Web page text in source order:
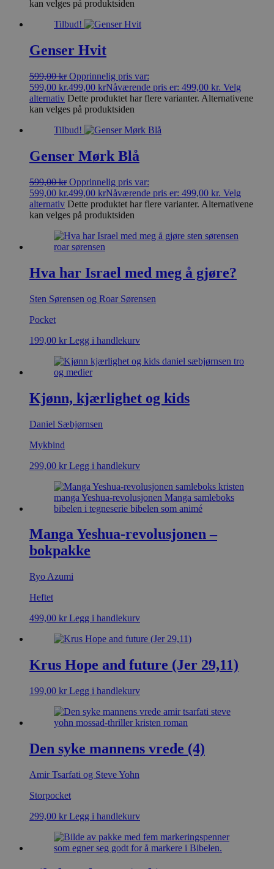
kan velges på produktsiden
Tilbud!
Genser Hvit
599,00kr Opprinnelig pris var:
599,00 kr.499,00 krNåværende pris er: 499,00 kr. Velg
alternativ Dette produktet har flere varianter. Alternativene
kan velges på produktsiden
Tilbud!
Genser Mørk Blå
599,00kr Opprinnelig pris var:
599,00 kr.499,00 krNåværende pris er: 499,00 kr. Velg
alternativ Dette produktet har flere varianter. Alternativene
kan velges på produktsiden
Hva har Israel med meg å gjøre?
Sten Sørensen og Roar Sørensen
Pocket
199,00 kr Legg i handlekurv
Kjønn, kjærlighet og kids
Daniel Sæbjørnsen
Mykbind
299,00 kr Legg i handlekurv
Manga Yeshua-revolusjonen –
bokpakke
Ryo Azumi
Heftet
499,00 kr Legg i handlekurv
Krus Hope and future (Jer 29,11)
199,00 kr Legg i handlekurv
Den syke mannens vrede (4)
Amir Tsarfati og Steve Yohn
Storpocket
299,00 kr Legg i handlekurv